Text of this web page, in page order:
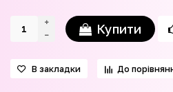
Купити
В закладки До